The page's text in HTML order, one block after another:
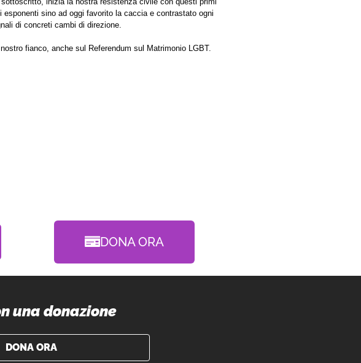
sino ad oggi favorito la caccia e contrastato ogni
di concreti cambi di direzione.
fianco, anche sul Referendum sul Matrimonio LGBT.
DONA ORA
una donazione
DONA ORA